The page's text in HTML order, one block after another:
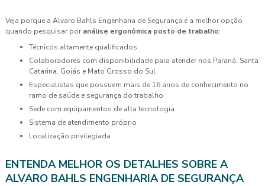
Veja porque a Alvaro Bahls Engenharia de Segurança é a melhor opção
quando pesquisar por análise ergonômica posto de trabalho:
técnicos altamente qualificados
colaboradores com disponibilidade para atender nos Paraná, Santa
Catarina, Goiás e Mato Grosso do Sul
especialistas que possuem mais de 16 anos de conhecimento no
ramo de saúde e segurança do trabalho
sede com equipamentos de alta tecnologia
sistema de atendimento próprio
localização privilegiada
ENTENDA MELHOR OS DETALHES SOBRE A
ALVARO BAHLS ENGENHARIA DE SEGURANÇA